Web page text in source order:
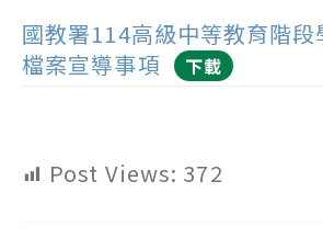
國教署114高級中等教育階段
檔案宣導事項
下載
Post Views: 372